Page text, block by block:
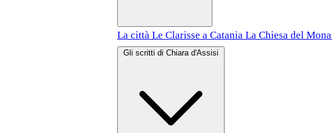
La città Le Clarisse a Catania La Chiesa del